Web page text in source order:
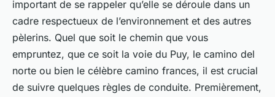
important de se rappeler qu’elle se déroule dans un
cadre respectueux de l’environnement et des autres
pèlerins. Quel que soit le chemin que vous
empruntez, que ce soit la voie du Puy, le camino del
norte ou bien le célèbre camino frances, il est crucial
de suivre quelques règles de conduite. Premièrement,